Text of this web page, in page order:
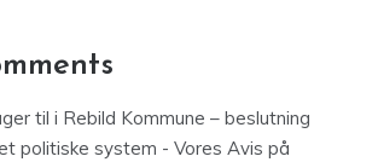
til i Rebild Kommune – beslutning
politiske system - Vores Avis på